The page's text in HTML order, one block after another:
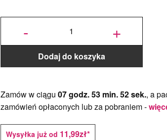
-
ilość
kwadratowy
Złoty 34x34
cm, h 1 cm -
PC Julita +
Dodaj do koszyka
Zamów w ciągu 07 godz. 53 min. 51 sek., a
zamówień opłaconych lub za pobraniem -
Wysyłka już od 11,99zł*